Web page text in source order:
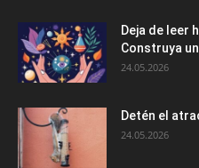
Deja de leer
Construya
24.05.2026
Detén el
24.05.2026